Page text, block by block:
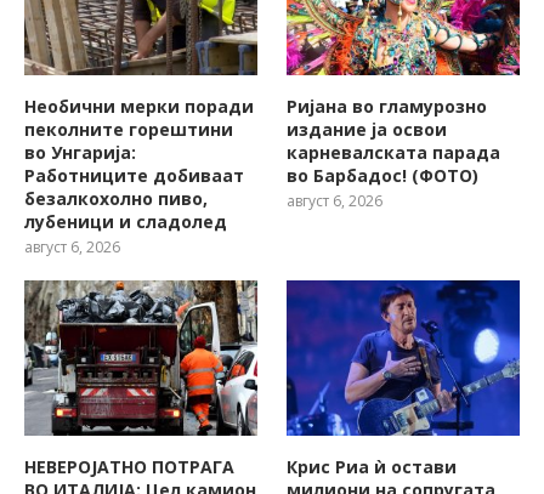
Необични мерки поради
пеколните горештини
во Унгарија:
Работниците добиваат
безалкохолно пиво,
лубеници и сладолед
август 6, 2026
Ријана во гламурозно
издание ја освои
карневалската парада
во Барбадос! (ФОТО)
август 6, 2026
НЕВЕРОЈАТНО ПОТРАГА
Крис Риа ѝ остави